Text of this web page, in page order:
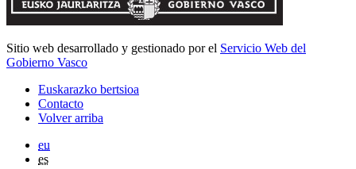
Sitio web desarrollado y gestionado por el Servicio Web del
Gobierno Vasco
Euskarazko bertsioa
Contacto
Volver arriba
eu
es